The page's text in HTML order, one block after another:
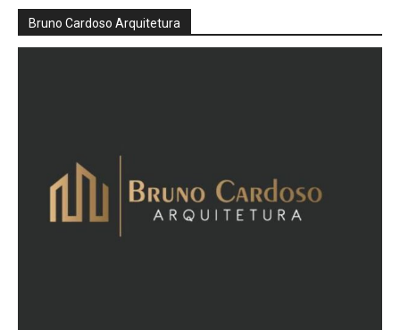
Bruno Cardoso Arquitetura